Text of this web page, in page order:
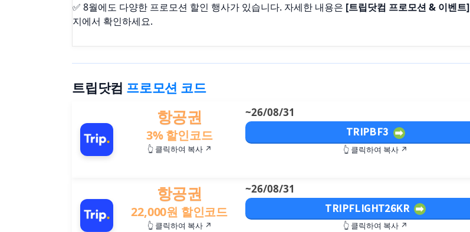
✅ 8월에도 다양한 프로모션 할인 행사가 있습니다. 자세한 내용은 [트립닷컴 프로모션 & 이벤트]
지에서 확인하세요.
트립닷컴 프로모션 코드
항공권
3% 할인코드
👆 클릭하여 복사 ↗
~26/08/31
TRIPBF3
👆 클릭하여 복사 ↗
항공권
22,000원 할인코드
👆 클릭하여 복사 ↗
~26/08/31
TRIPFLIGHT26KR
👆 클릭하여 복사 ↗